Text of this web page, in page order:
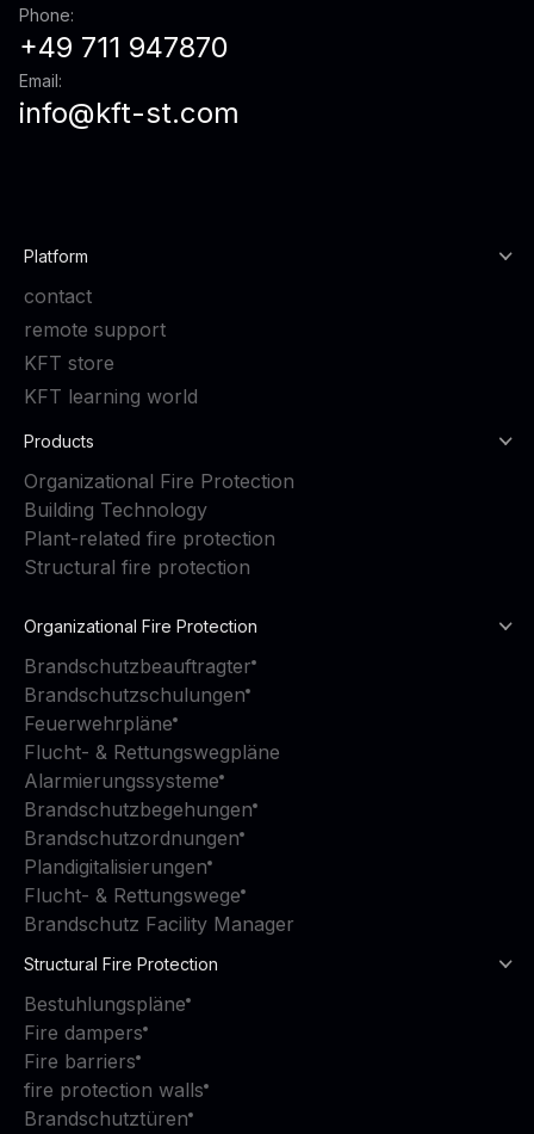
Phone:
+49 711 947870
Email:
info@kft-st.com
Platform
contact
remote support
KFT store
KFT learning world
Products
Organizational Fire Protection
Building Technology
Plant-related fire protection
Structural fire protection
Organizational Fire Protection
Brandschutzbeauftragter
Brandschutzschulungen
Feuerwehrpläne
Flucht- & Rettungswegpläne
Alarmierungssysteme
Brandschutzbegehungen
Brandschutzordnungen
Plandigitalisierungen
Flucht- & Rettungswege
Brandschutz Facility Manager
Structural Fire Protection
Bestuhlungspläne
Fire dampers
Fire barriers
fire protection walls
Brandschutztüren